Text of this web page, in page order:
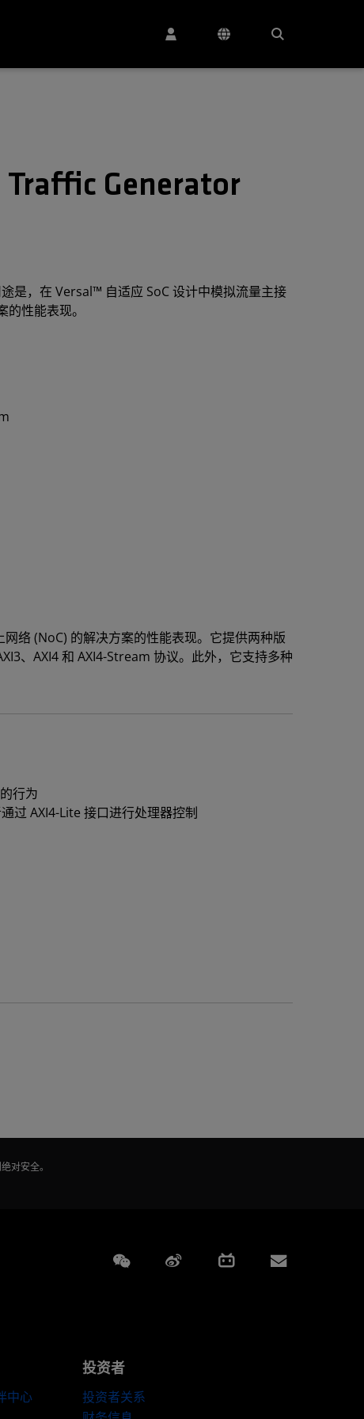
Generator
是，在 Versal™ 自适应 SoC 设计中模拟流量主接
性能表现。
络 (NoC) 的解决方案的性能表现。它提供两种版
、AXI4 和 AXI4-Stream 协议。此外，它支持多种
行为
过 AXI4-Lite 接口进行处理器控制
对安全。
Weixin Weibo Bilibili
中心
投资者
投资者关系